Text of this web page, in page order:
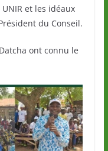
et les idéaux
du Conseil.
ont connu le